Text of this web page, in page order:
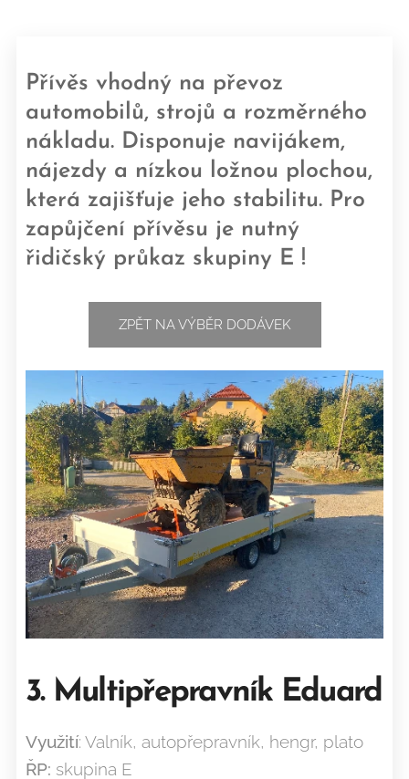
Přívěs vhodný na převoz
automobilů, strojů a rozměrného
nákladu. Disponuje navijákem,
nájezdy a nízkou ložnou plochou,
která zajišťuje jeho stabilitu. Pro
zapůjčení přívěsu je nutný
řidičský průkaz skupiny E !
ZPĚT NA VÝBĚR DODÁVEK
3. Multipřepravník Eduard
Využití: Valník, autopřepravník, hengr, plato
ŘP: skupina E